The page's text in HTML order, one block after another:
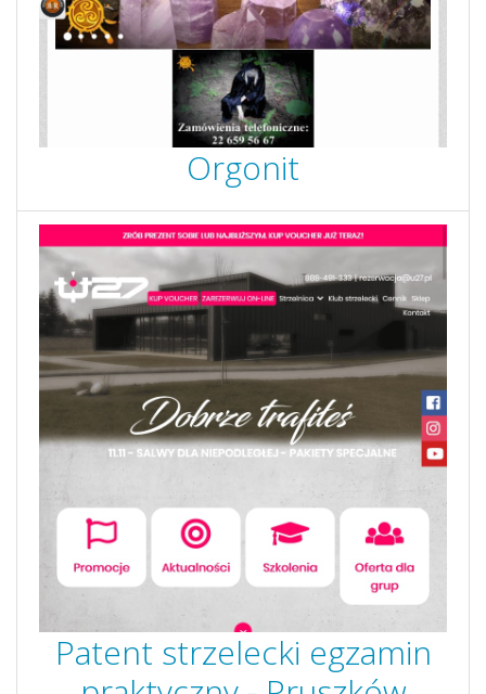
Orgonit
Patent strzelecki egzamin